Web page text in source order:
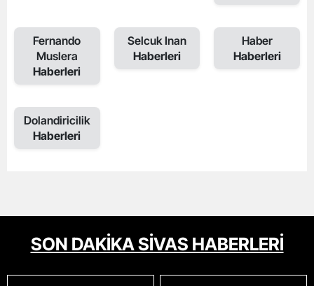
Fernando
Muslera
Haberleri
Selcuk Inan
Haberleri
Haber
Haberleri
Dolandiricilik
Haberleri
SON DAKİKA SİVAS HABERLERİ